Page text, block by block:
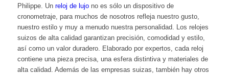
Philippe. Un reloj de lujono es sólo un dispositivo de
cronometraje, para muchos de nosotros refleja nuestro gusto,
nuestro estilo y muy a menudo nuestra personalidad. Los relojes
suizos de alta calidad garantizan precisión, comodidad y estilo,
así como un valor duradero. Elaborado por expertos, cada reloj
contiene una pieza precisa, una esfera distintiva y materiales de
alta calidad. Además de las empresas suizas, también hay otros